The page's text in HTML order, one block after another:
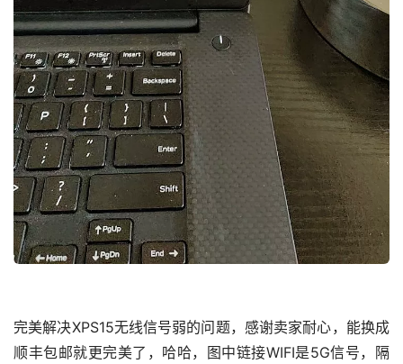
完美解决XPS15无线信号弱的问题，感谢卖家耐心，能换成
顺丰包邮就更完美了，哈哈，图中链接WIFI是5G信号，隔